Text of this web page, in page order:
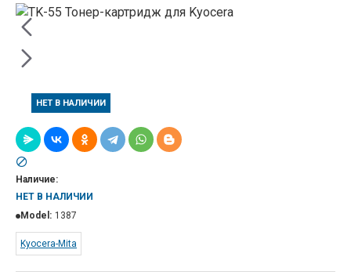
НЕТ В НАЛИЧИИ
Наличие:
НЕТ В НАЛИЧИИ
Model: 1387
Kyocera-Mita